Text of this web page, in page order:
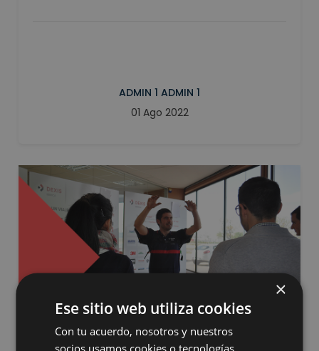
ADMIN 1 ADMIN 1
01 Ago 2022
Presentación para la División
×
Ese sitio web utiliza cookies
Con tu acuerdo, nosotros y nuestros
socios usamos cookies o tecnologías